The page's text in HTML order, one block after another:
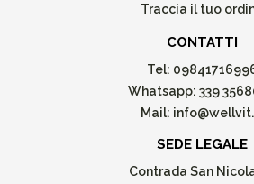
Traccia il tuo
CONTATTI
Tel:
Whatsapp: 339
Mail:
SEDE LEGALE
Contrada San